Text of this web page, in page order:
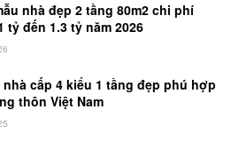
nhà đẹp 2 tầng 80m2 chi phí
tỷ đến 1.3 tỷ năm 2026
nhà cấp 4 kiểu 1 tầng đẹp phú hợp
thôn Việt Nam